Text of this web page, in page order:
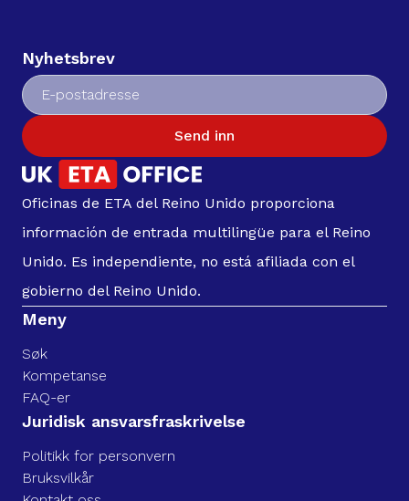
Nyhetsbrev
Send inn
Oficinas de ETA del Reino Unido proporciona
información de entrada multilingüe para el Reino
Unido. Es independiente, no está afiliada con el
gobierno del Reino Unido.
Meny
Søk
Kompetanse
FAQ-er
Juridisk ansvarsfraskrivelse
Politikk for personvern
Bruksvilkår